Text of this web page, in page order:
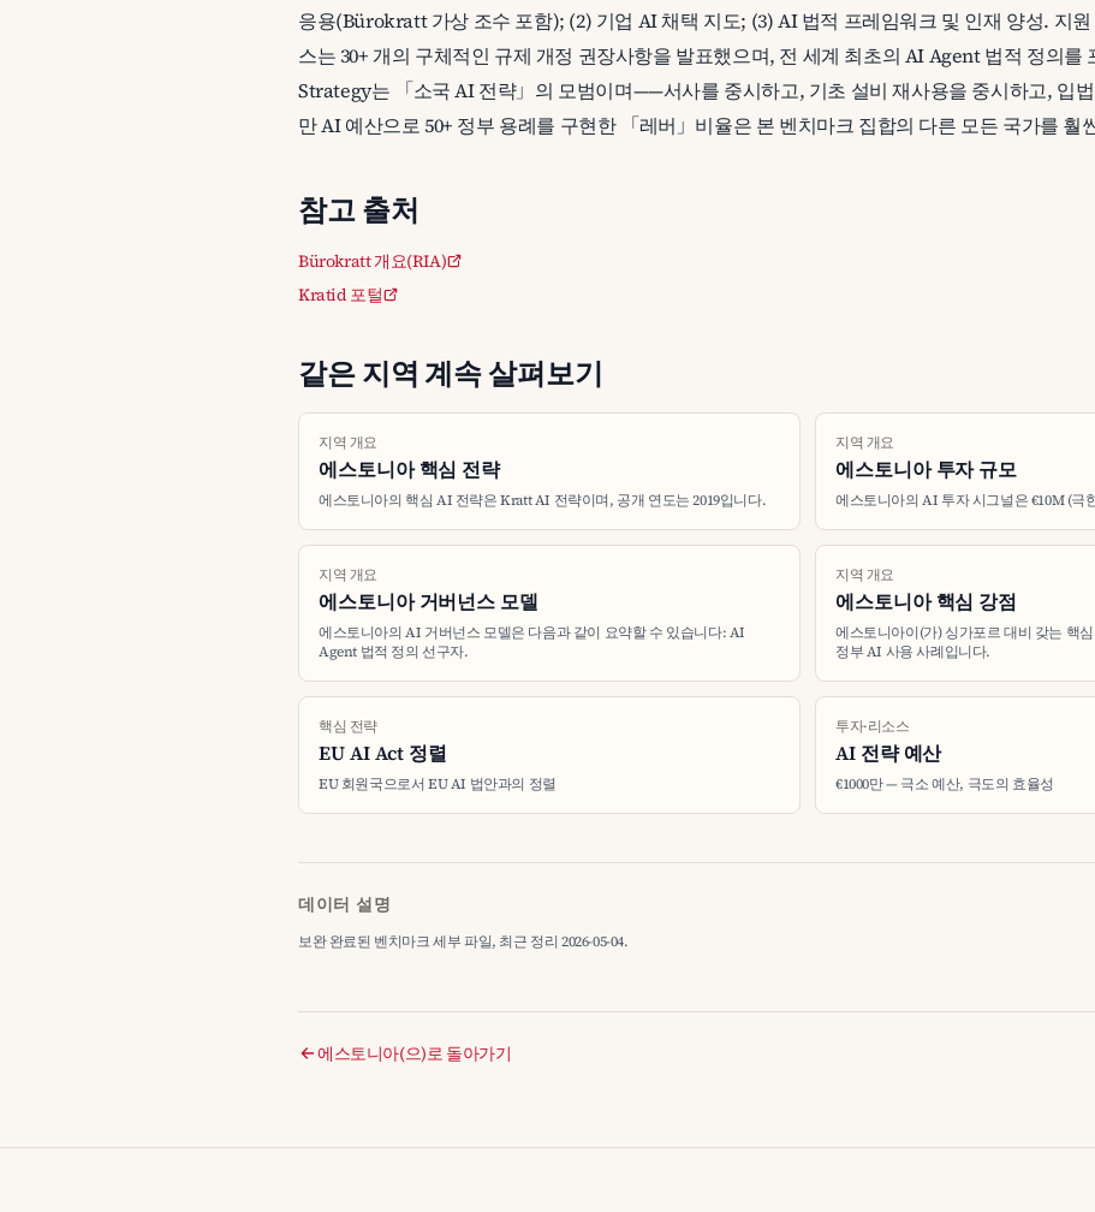
응용(Bürokratt 가상 조수 포함); (2) 기업 AI 채택 지도; (3) AI 법적 프레임워크 및 인재 양성. 지
스는 30+ 개의 구체적인 규제 개정 권장사항을 발표했으며, 전 세계 최초의 AI Agent 법적 정의
Strategy는 「소국 AI 전략」의 모범이며——서사를 중시하고, 기초 설비 재사용을 중시하고, 입
만 AI 예산으로 50+ 정부 용례를 구현한 「레버」비율은 본 벤치마크 집합의 다른 모든 국가를 훨
참고 출처
Bürokratt 개요(RIA)
Kratid 포털
같은 지역 계속 살펴보기
지역 개요
에스토니아 핵심 전략
에스토니아의 핵심 AI 전략은 Kratt AI 전략이며, 공개 연도는 2019입니다.
지역 개요
에스토니아 투자 규모
에스토니아의 AI 투자 시그널은 €10M (극
지역 개요
에스토니아 거버넌스 모델
에스토니아의 AI 거버넌스 모델은 다음과 같이 요약할 수 있습니다: AI
Agent 법적 정의 선구자.
지역 개요
에스토니아 핵심 강점
에스토니아이(가) 싱가포르 대비 갖는 핵
정부 AI 사용 사례입니다.
핵심 전략
EU AI Act 정렬
EU 회원국으로서 EU AI 법안과의 정렬
투자·리소스
AI 전략 예산
€1000만 — 극소 예산, 극도의 효율성
데이터 설명
보완 완료된 벤치마크 세부 파일, 최근 정리 2026-05-04.
에스토니아(으)로 돌아가기